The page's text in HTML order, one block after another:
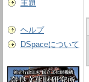
主題
ヘルプ
DSpaceについて